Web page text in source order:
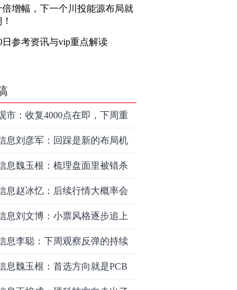
市：收复4000点在即，下周重
费？
息刘彦军：回踩是新的布局机
息魏玉根：梳理盘面里被错杀
息赵冰忆：后续行情大概率会
震荡作为主要运行形式
息刘文博：小票风格逐步追上
上涨节奏
息李聪：下周观察反弹的持续
最终反弹高度
息魏玉根：首选方向就是PCB